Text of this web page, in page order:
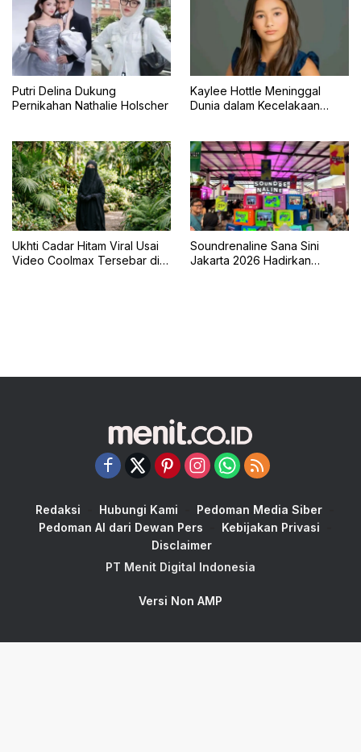
Putri Delina Dukung
Pernikahan Nathalie Holscher
Kaylee Hottle Meninggal
Dunia dalam Kecelakaan
Ukhti Cadar Hitam Viral Usai
Video Coolmax Tersebar di
Soundrenaline Sana Sini
Jakarta 2026 Hadirkan
Redaksi Hubungi Kami
Pedoman Media Siber
Pedoman AI dari Dewan Pers
Kebijakan Privasi
Disclaimer
PT Menit Digital Indonesia
Versi Non AMP